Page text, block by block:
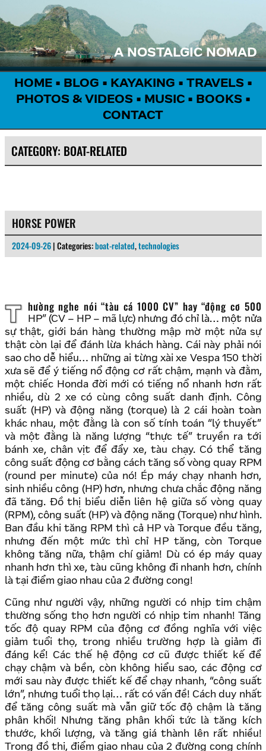
A NOSTALGIC NOMAD
HOME• BLOG • KAYAKING • TRAVELS •
PHOTOS & VIDEOS • MUSIC• BOOKS •
CONTACT
CATEGORY: BOAT-RELATED
HORSE POWER
2024-09-26 | Categories:boat-related,technologies
Thường nghe nói “tàu cá 1000 CV” hay “động cơ 500
HP” (CV – HP – mã lực) nhưng đó chỉ là… một nửa
sự thật, giới bán hàng thường mập mờ một nửa sự
thật còn lại để đánh lừa khách hàng. Cái này phải nói
sao cho dễ hiểu… những ai từng xài xe Vespa 150 thời
xưa sẽ để ý tiếng nổ động cơ rất chậm, mạnh và đằm,
một chiếc Honda đời mới có tiếng nổ nhanh hơn rất
nhiều, dù 2 xe có cùng công suất danh định. Công
suất (HP) và động năng (torque) là 2 cái hoàn toàn
khác nhau, một đằng là con số tính toán “lý thuyết”
và một đằng là năng lượng “thực tế” truyền ra tới
bánh xe, chân vịt để đẩy xe, tàu chạy. Có thể tăng
công suất động cơ bằng cách tăng số vòng quay RPM
(round per minute) của nó! Ép máy chạy nhanh hơn,
sinh nhiều công (HP) hơn, nhưng chưa chắc động năng
đã tăng. Đồ thị biểu diễn liên hệ giữa số vòng quay
(RPM), công suất (HP) và động năng (Torque) như hình.
Ban đầu khi tăng RPM thì cả HP và Torque đều tăng,
nhưng đến một mức thì chỉ HP tăng, còn Torque
không tăng nữa, thậm chí giảm! Dù có ép máy quay
nhanh hơn thì xe, tàu cũng không đi nhanh hơn, chính
là tại điểm giao nhau của 2 đường cong!
Cũng như người vậy, những người có nhịp tim chậm
thường sống thọ hơn người có nhịp tim nhanh! Tăng
tốc độ quay RPM của động cơ đồng nghĩa với việc
giảm tuổi thọ, trong nhiều trường hợp là giảm đi
đáng kể! Các thế hệ động cơ cũ được thiết kế để
chạy chậm và bền, còn không hiểu sao, các động cơ
mới sau này được thiết kế để chạy nhanh, “công suất
lớn”, nhưng tuổi thọ lại… rất có vấn đề! Cách duy nhất
để tăng công suất mà vẫn giữ tốc độ chậm là tăng
phân khối! Nhưng tăng phân khối tức là tăng kích
thước, khối lượng, và tăng giá thành lên rất nhiều!
Trong đồ thị, điểm giao nhau của 2 đường cong chính